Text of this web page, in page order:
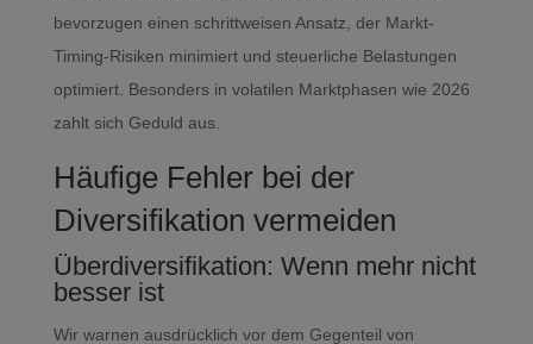
bevorzugen einen schrittweisen Ansatz, der Markt-
Timing-Risiken minimiert und steuerliche Belastungen
optimiert. Besonders in volatilen Marktphasen wie 2026
zahlt sich Geduld aus.
Häufige Fehler bei der
Diversifikation vermeiden
Überdiversifikation: Wenn mehr nicht
besser ist
Wir warnen ausdrücklich vor dem Gegenteil von